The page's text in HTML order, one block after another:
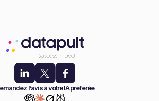
l’avis à votre IA préférée